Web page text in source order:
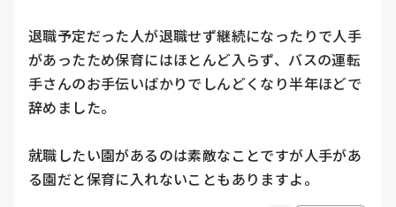
退職予定だった人が退職せず継続になったりで人手
があったため保育にはほとんど入らず、バスの運転
手さんのお手伝いばかりでしんどくなり半年ほどで
辞めました。
就職したい園があるのは素敵なことですが人手があ
る園だと保育に入れないこともありますよ。